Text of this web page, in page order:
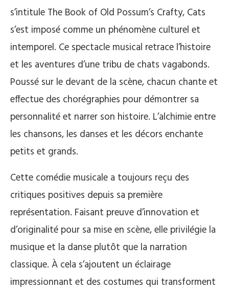
s’intitule The Book of Old Possum’s Crafty, Cats
s’est imposé comme un phénomène culturel et
intemporel. Ce spectacle musical retrace l’histoire
et les aventures d’une tribu de chats vagabonds.
Poussé sur le devant de la scène, chacun chante et
effectue des chorégraphies pour démontrer sa
personnalité et narrer son histoire. L’alchimie entre
les chansons, les danses et les décors enchante
petits et grands.
Cette comédie musicale a toujours reçu des
critiques positives depuis sa première
représentation. Faisant preuve d’innovation et
d’originalité pour sa mise en scène, elle privilégie la
musique et la danse plutôt que la narration
classique. À cela s’ajoutent un éclairage
impressionnant et des costumes qui transforment